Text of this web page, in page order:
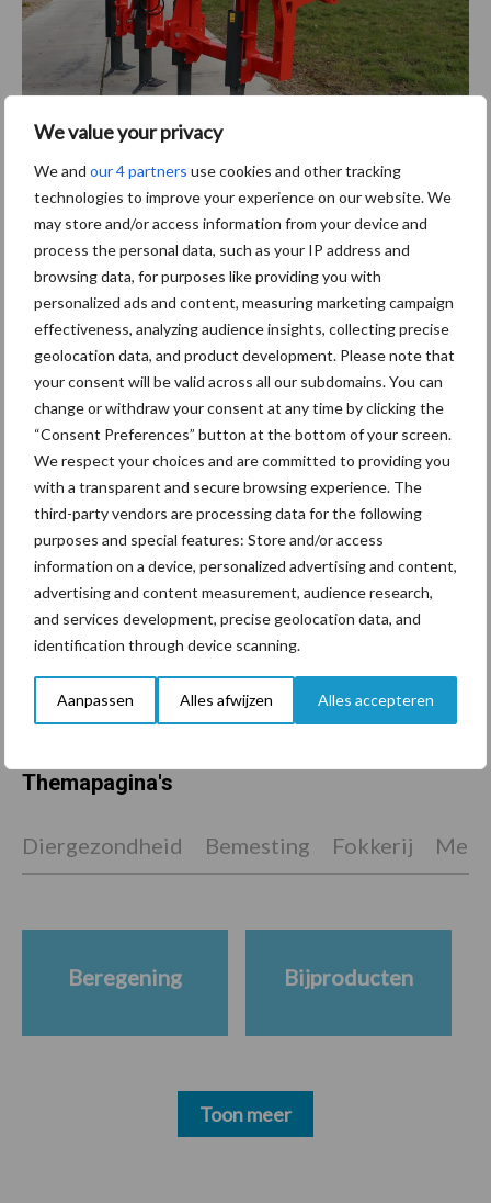
We value your privacy
We and our 4 partners use cookies and other tracking
technologies to improve your experience on our website. We
may store and/or access information from your device and
process the personal data, such as your IP address and
browsing data, for purposes like providing you with
personalized ads and content, measuring marketing campaign
effectiveness, analyzing audience insights, collecting precise
geolocation data, and product development. Please note that
your consent will be valid across all our subdomains. You can
change or withdraw your consent at any time by clicking the
“Consent Preferences” button at the bottom of your screen.
We respect your choices and are committed to providing you
with a transparent and secure browsing experience. The
third-party vendors are processing data for the following
purposes and special features: Store and/or access
information on a device, personalized advertising and content,
advertising and content measurement, audience research,
and services development, precise geolocation data, and
identification through device scanning.
Aanpassen Alles afwijzen Alles accepteren
Tekst: Jan Geert Vedelaar
Foto’s: Vegniek
Aanbevolen voor jou!
ForFarmers ziet volume en
marktaandeel groeien in
krimpende Nederlandse
markt
Tien praktische tips voor
een langere levensduur
“Vraag naar praktische
hygieneoplossingen is in
Themapagina's
Diergezondheid Bemesting Fokkerij
Beregening Bijproducten
Toon meer